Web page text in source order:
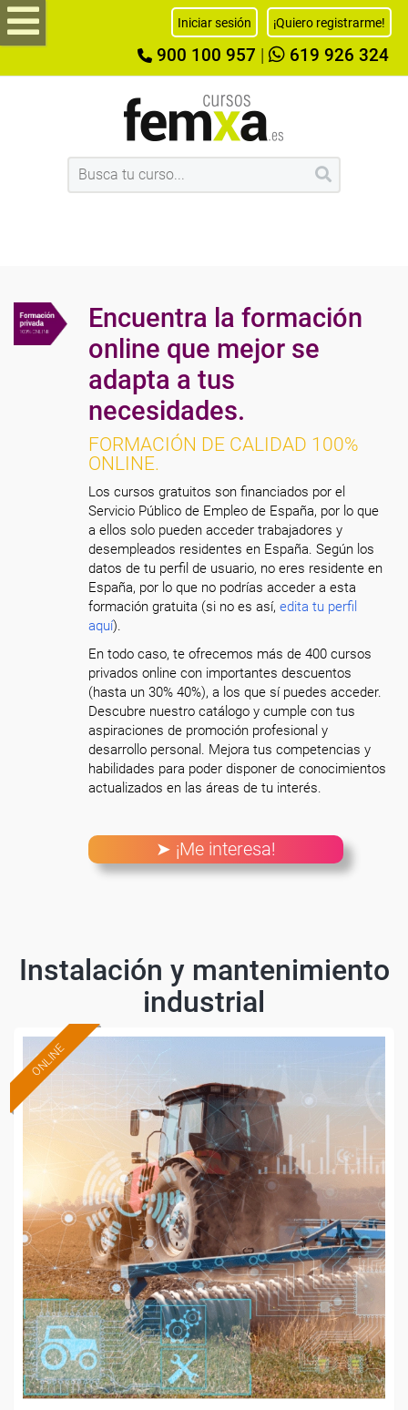
Iniciar sesión ¡Quiero registrarme!
900 100 957 619 926 324
Encuentra la formación
online que mejor se
adapta a tus
necesidades.
FORMACIÓN DE CALIDAD 100%
ONLINE.
Los cursos gratuitos son financiados por el
Servicio Público de Empleo de España, por lo que
a ellos solo pueden acceder trabajadores y
desempleados residentes en España. Según los
datos de tu perfil de usuario, no eres residente en
España, por lo que no podrías acceder a esta
formación gratuita (si no es así,edita tu perfil
aquí).
En todo caso, te ofrecemos más de 400 cursos
privados online con importantes descuentos
(hasta un 30% 40%), a los que sí puedes acceder.
Descubre nuestro catálogo y cumple con tus
aspiraciones de promoción profesional y
desarrollo personal. Mejora tus competencias y
habilidades para poder disponer de conocimientos
actualizados en las áreas de tu interés.
➤ ¡Me interesa!
Instalación y mantenimiento
industrial
ONLINE